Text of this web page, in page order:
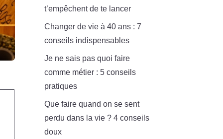
t’empêchent de te lancer
Changer de vie à 40 ans : 7
conseils indispensables
Je ne sais pas quoi faire
comme métier : 5 conseils
pratiques
Que faire quand on se sent
perdu dans la vie ? 4 conseils
doux